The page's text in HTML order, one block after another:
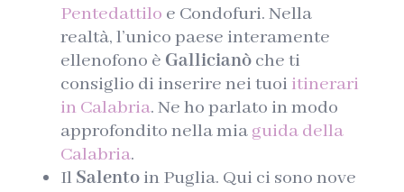
Pentedattilo e Condofuri. Nella
realtà, l’unico paese interamente
ellenofono è Gallicianòche ti
consiglio di inserire nei tuoi itinerari
in Calabria. Ne ho parlato in modo
approfondito nella mia guida della
Calabria.
Il Salentoin Puglia. Qui ci sono nove